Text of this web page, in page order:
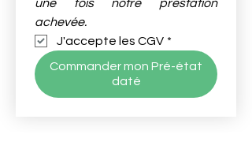
une fois notre prestation
J'accepte les CGV *
Commander mon Pré-état
daté